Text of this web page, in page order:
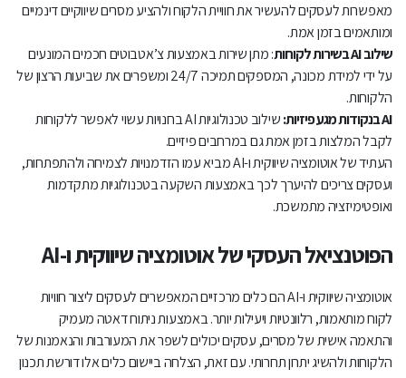
מאפשרות לעסקים להעשיר את חוויית הלקוח ולהציע מסרים שיווקיים דינמיים
ומותאמים בזמן אמת.
שילוב AI בשירות לקוחות
: מתן שירות באמצעות צ’אטבוטים חכמים המונעים
על ידי למידת מכונה, המספקים תמיכה 24/7 ומשפרים את שביעות הרצון של
הלקוחות.
AI בנקודות מגע פיזיות:
שילוב טכנולוגיות AI בחנויות עשוי לאפשר ללקוחות
לקבל המלצות בזמן אמת גם במרחבים פיזיים.
העתיד של אוטומציה שיווקית ו-AI מביא עמו הזדמנויות לצמיחה ולהתפתחות,
ועסקים צריכים להיערך לכך באמצעות השקעה בטכנולוגיות מתקדמות
ואופטימיזציה מתמשכת.
הפוטנציאל העסקי של אוטומציה שיווקית ו-AI
אוטומציה שיווקית ו-AI הם כלים מרכזיים המאפשרים לעסקים ליצור חוויות
לקוח מותאמות, רלוונטיות ויעילות יותר. באמצעות ניתוח דאטה מעמיק
והתאמה אישית של מסרים, עסקים יכולים לשפר את המעורבות והנאמנות של
הלקוחות ולהשיג יתרון תחרותי. עם זאת, הצלחה ביישום כלים אלו דורשת תכנון